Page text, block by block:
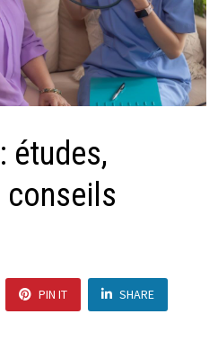
études,
conseils
PIN IT SHARE